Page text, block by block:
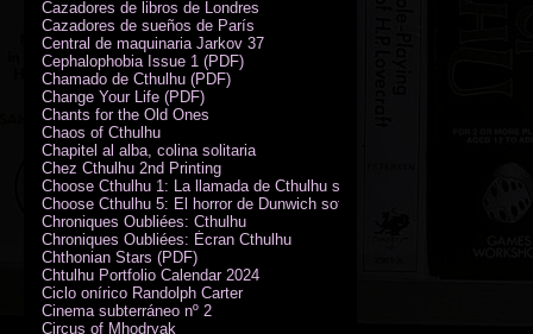
Cazadores de libros de Londres
Cazadores de sueños de París
Central de maquinaria Jarkov 37
Cephalophobia Issue 1 (PDF)
Chamado de Cthulhu (PDF)
Change Your Life (PDF)
Chants for the Old Ones
Chaos of Cthulhu
Chapitel al alba, colina solitaria
Chez Cthulhu 2nd Printing
Choose Cthulhu 1: La llamada de Cthulhu softcover
Choose Cthulhu 5: El horror de Dunwich softcover
Chroniques Oubliées: Cthulhu
Chroniques Oubliées: Écran Cthulhu
Chthonian Stars (PDF)
Chtulhu Portfolio Calendar 2024
Ciclo onírico Randolph Carter
Cinema subterráneo nº 2
Circus of Mhodryak